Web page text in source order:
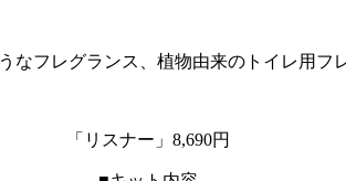
フレグランス、植物由来のトイレ用フ
「リスナー」8,690円